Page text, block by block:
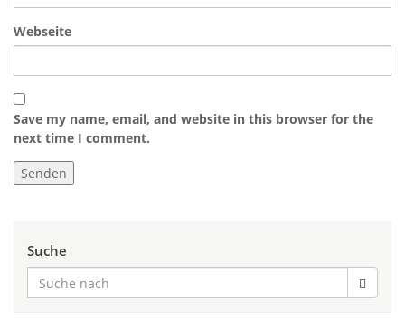
Webseite
Save my name, email, and website in this browser for the
next time I comment.
Suche